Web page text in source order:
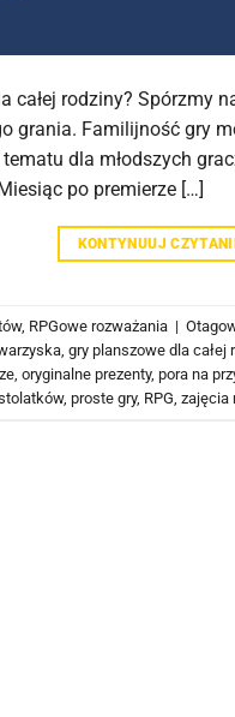
całej rodziny? Spórzmy
grania. Familijność gry
dla młodszych
po premierze […]
KONTYNUUJ
, RPGowe rozważania |
gry planszowe dla całej
oryginalne prezenty, pora na
, proste gry, RPG zajęcia